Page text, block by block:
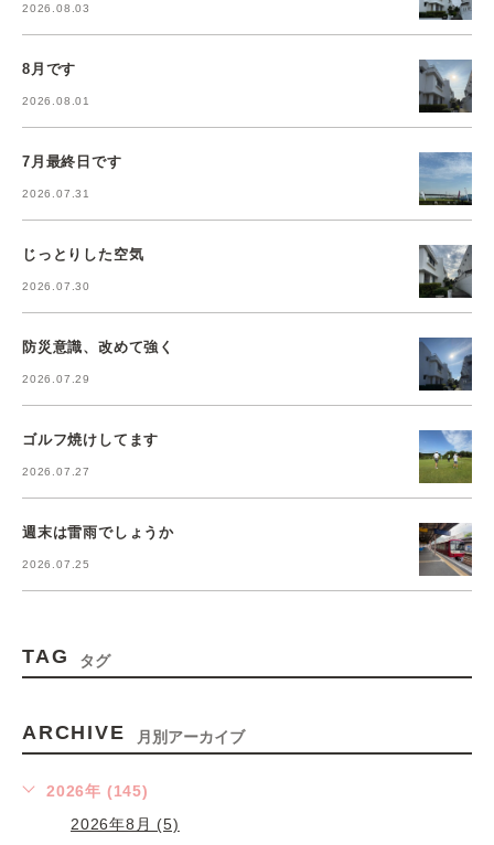
2026.08.03
8月です
2026.08.01
7月最終日です
2026.07.31
じっとりした空気
2026.07.30
防災意識、改めて強く
2026.07.29
ゴルフ焼けしてます
2026.07.27
週末は雷雨でしょうか
2026.07.25
TAG タグ
ARCHIVE 月別アーカイブ
2026年 (145)
2026年8月 (5)